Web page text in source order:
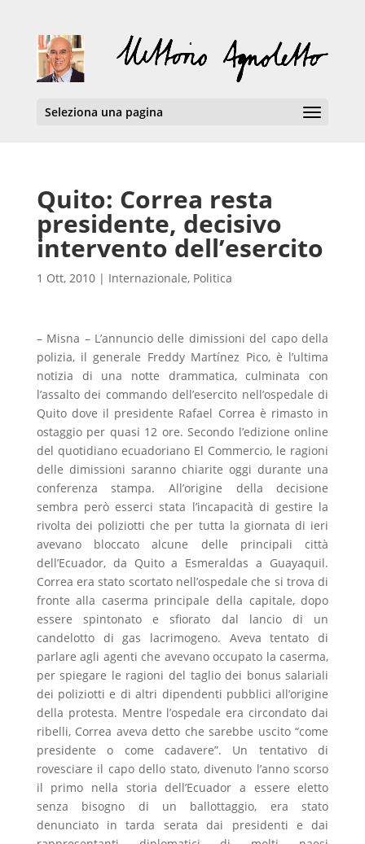
Seleziona una pagina
Quito: Correa resta
presidente, decisivo
intervento dell’esercito
1 Ott, 2010| Internazionale, Politica
– Misna – L’annuncio delle dimissioni del capo della
polizia, il generale Freddy Martínez Pico, è l’ultima
notizia di una notte drammatica, culminata con
l’assalto dei commando dell’esercito nell’ospedale di
Quito dove il presidente Rafael Correa è rimasto in
ostaggio per quasi 12 ore. Secondo l’edizione online
del quotidiano ecuadoriano El Commercio, le ragioni
delle dimissioni saranno chiarite oggi durante una
conferenza stampa. All’origine della decisione
sembra però esserci stata l’incapacità di gestire la
rivolta dei poliziotti che per tutta la giornata di ieri
avevano bloccato alcune delle principali città
dell’Ecuador, da Quito a Esmeraldas a Guayaquil.
Correa era stato scortato nell’ospedale che si trova di
fronte alla caserma principale della capitale, dopo
essere spintonato e sfiorato dal lancio di un
candelotto di gas lacrimogeno. Aveva tentato di
parlare agli agenti che avevano occupato la caserma,
per spiegare le ragioni del taglio dei bonus salariali
dei poliziotti e di altri dipendenti pubblici all’origine
della protesta. Mentre l’ospedale era circondato dai
ribelli, Correa aveva detto che sarebbe uscito “come
presidente o come cadavere”. Un tentativo di
rovesciare il capo dello stato, divenuto l’anno scorso
il primo nella storia dell’Ecuador a essere eletto
senza bisogno di un ballottaggio, era stato
denunciato in tarda serata dai presidenti e dai